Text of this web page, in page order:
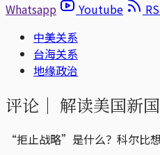
Whatsapp
Youtube
中美关系
台海关系
地缘政治
评论｜ 解读美国新
“拒止战略”是什么？科尔比